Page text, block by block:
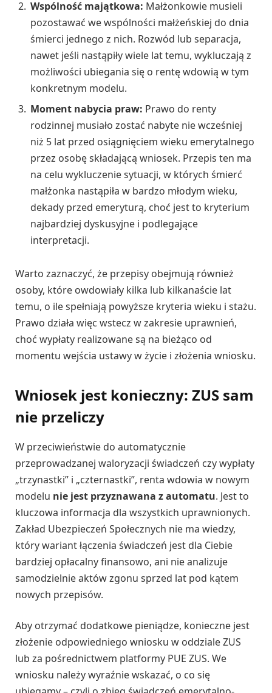
Wspólność majątkowa: Małżonkowie musieli
pozostawać we wspólności małżeńskiej do dnia
śmierci jednego z nich. Rozwód lub separacja,
nawet jeśli nastąpiły wiele lat temu, wykluczają z
możliwości ubiegania się o rentę wdowią w tym
konkretnym modelu.
Moment nabycia praw: Prawo do renty
rodzinnej musiało zostać nabyte nie wcześniej
niż 5 lat przed osiągnięciem wieku emerytalnego
przez osobę składającą wniosek. Przepis ten ma
na celu wykluczenie sytuacji, w których śmierć
małżonka nastąpiła w bardzo młodym wieku,
dekady przed emeryturą, choć jest to kryterium
najbardziej dyskusyjne i podlegające
interpretacji.
Warto zaznaczyć, że przepisy obejmują również
osoby, które owdowiały kilka lub kilkanaście lat
temu, o ile spełniają powyższe kryteria wieku i stażu.
Prawo działa więc wstecz w zakresie uprawnień,
choć wypłaty realizowane są na bieżąco od
momentu wejścia ustawy w życie i złożenia wniosku.
Wniosek jest konieczny: ZUS sam
nie przeliczy
W przeciwieństwie do automatycznie
przeprowadzanej waloryzacji świadczeń czy wypłaty
„trzynastki” i „czternastki”, renta wdowia w nowym
modelu nie jest przyznawana z automatu. Jest to
kluczowa informacja dla wszystkich uprawnionych.
Zakład Ubezpieczeń Społecznych nie ma wiedzy,
który wariant łączenia świadczeń jest dla Ciebie
bardziej opłacalny finansowo, ani nie analizuje
samodzielnie aktów zgonu sprzed lat pod kątem
nowych przepisów.
Aby otrzymać dodatkowe pieniądze, konieczne jest
złożenie odpowiedniego wniosku w oddziale ZUS
lub za pośrednictwem platformy PUE ZUS. We
wniosku należy wyraźnie wskazać, o co się